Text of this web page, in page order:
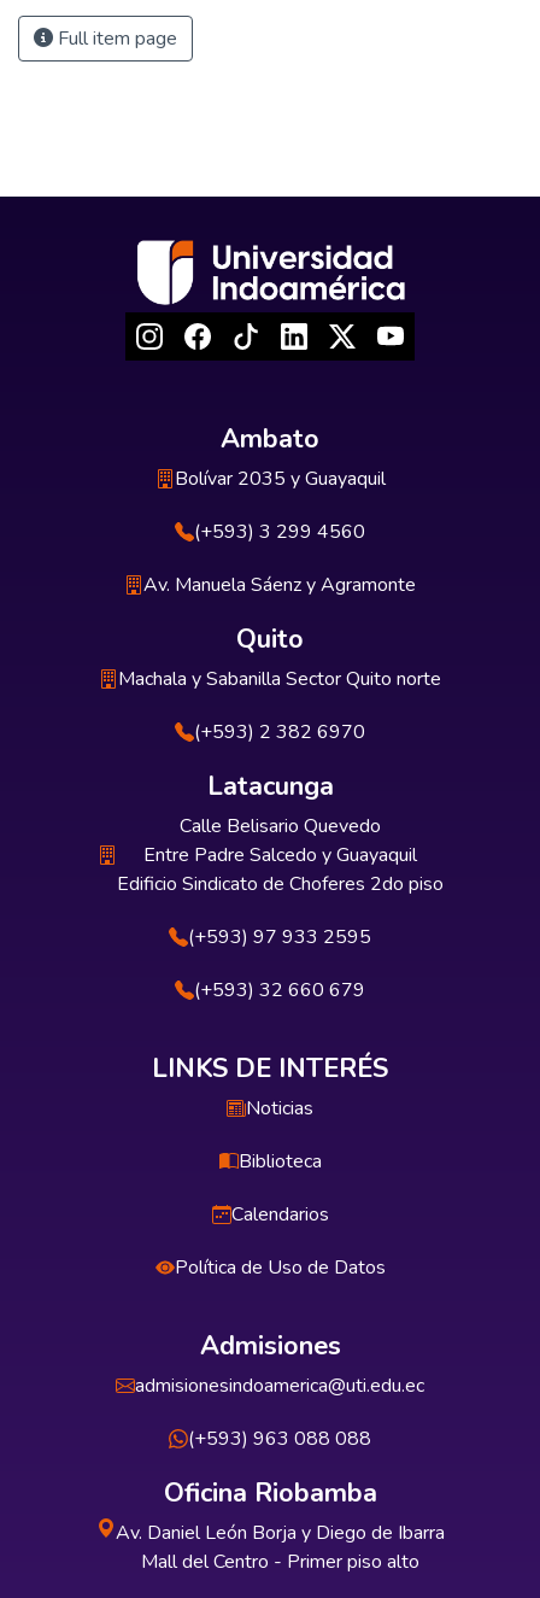
Full item page
Ambato
Bolívar 2035 y Guayaquil
(+593) 3 299 4560
Av. Manuela Sáenz y Agramonte
Quito
Machala y Sabanilla Sector Quito norte
(+593) 2 382 6970
Latacunga
Calle Belisario Quevedo
Entre Padre Salcedo y Guayaquil
Edificio Sindicato de Choferes 2do piso
(+593) 97 933 2595
(+593) 32 660 679
LINKS DE INTERÉS
Noticias
Biblioteca
Calendarios
Política de Uso de Datos
Admisiones
admisionesindoamerica@uti.edu.ec
(+593) 963 088 088
Oficina Riobamba
Av. Daniel León Borja y Diego de Ibarra
Mall del Centro - Primer piso alto